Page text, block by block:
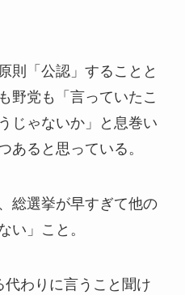
則「公認」することと
野党も「言っていたこ
じゃないか」と息巻い
あると思っている。
総選挙が早すぎて他の
い」こと。
わりに言うこと聞け